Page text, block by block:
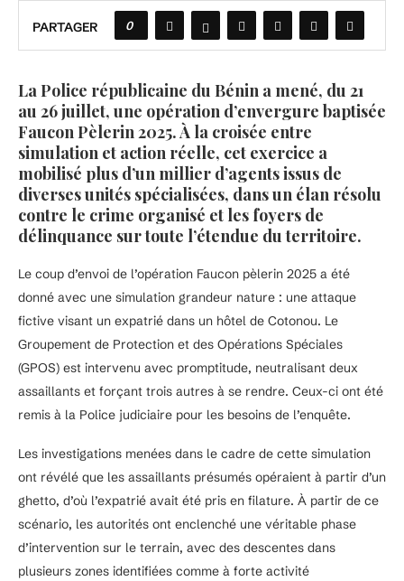
PARTAGER 0
La Police républicaine du Bénin a mené, du 21
au 26 juillet, une opération d’envergure baptisée
Faucon Pèlerin 2025. À la croisée entre
simulation et action réelle, cet exercice a
mobilisé plus d’un millier d’agents issus de
diverses unités spécialisées, dans un élan résolu
contre le crime organisé et les foyers de
délinquance sur toute l’étendue du territoire.
Le coup d’envoi de l’opération Faucon pèlerin 2025 a été
donné avec une simulation grandeur nature : une attaque
fictive visant un expatrié dans un hôtel de Cotonou. Le
Groupement de Protection et des Opérations Spéciales
(GPOS) est intervenu avec promptitude, neutralisant deux
assaillants et forçant trois autres à se rendre. Ceux-ci ont été
remis à la Police judiciaire pour les besoins de l’enquête.
Les investigations menées dans le cadre de cette simulation
ont révélé que les assaillants présumés opéraient à partir d’un
ghetto, d’où l’expatrié avait été pris en filature. À partir de ce
scénario, les autorités ont enclenché une véritable phase
d’intervention sur le terrain, avec des descentes dans
plusieurs zones identifiées comme à forte activité